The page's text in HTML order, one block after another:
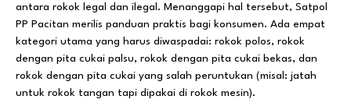
antara rokok legal dan ilegal. Menanggapi hal tersebut, Satpol
PP Pacitan merilis panduan praktis bagi konsumen. Ada empat
kategori utama yang harus diwaspadai: rokok polos, rokok
dengan pita cukai palsu, rokok dengan pita cukai bekas, dan
rokok dengan pita cukai yang salah peruntukan (misal: jatah
untuk rokok tangan tapi dipakai di rokok mesin).